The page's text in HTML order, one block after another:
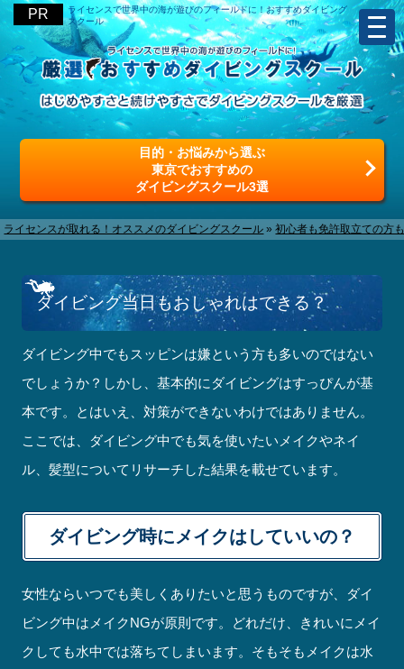
ライセンスで世界中の海が遊びのフィールドに！おすすめダイビング
スクール
目的・お悩みから選ぶ
東京でおすすめの
ダイビングスクール3選
ライセンスが取れる！オススメのダイビングスクール »初心者も免許取立ての方
ダイビング当日もおしゃれはできる？
ダイビング中でもスッピンは嫌という方も多いのではない
でしょうか？しかし、基本的にダイビングはすっぴんが基
本です。とはいえ、対策ができないわけではありません。
ここでは、ダイビング中でも気を使いたいメイクやネイ
ル、髪型についてリサーチした結果を載せています。
ダイビング時にメイクはしていいの？
女性ならいつでも美しくありたいと思うものですが、ダイ
ビング中はメイクNGが原則です。どれだけ、きれいにメイ
クしても水中では落ちてしまいます。そもそもメイクは水